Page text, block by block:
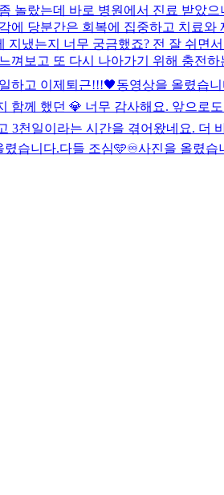
놀랐는데 바로 병원에서 진료 받았
에 당분간은 회복에 집중하고 치료와
지냈는지 너무 궁금했죠? 전 잘 쉬면
껴보고 또 다시 나아가기 위해 충전하
하고 이제퇴근!!!🖤동영상을 올렸습니
함께 했던 💎 너무 감사해요. 앞으로
3천일이라는 시간을 겪어왔네요. 더
렸습니다.다들 조심🩵♾️사진을 올렸습